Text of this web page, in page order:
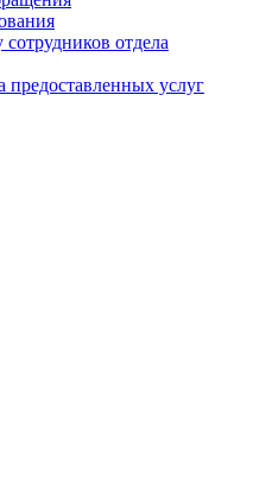
отдела
предоставленных услуг